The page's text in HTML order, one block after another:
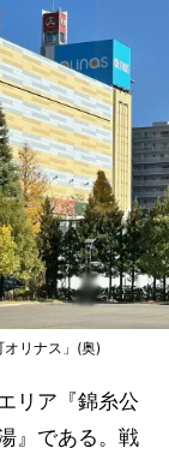
リナス」(奥)
リア『錦糸公
』である。戦